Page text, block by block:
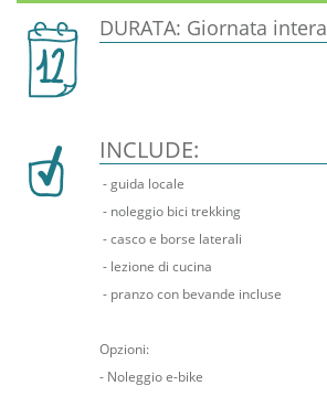
DURATA: Giornata intera
INCLUDE:
- guida locale
- noleggio bici trekking
- casco e borse laterali
- lezione di cucina
- pranzo con bevande incluse
Opzioni:
- Noleggio e-bike